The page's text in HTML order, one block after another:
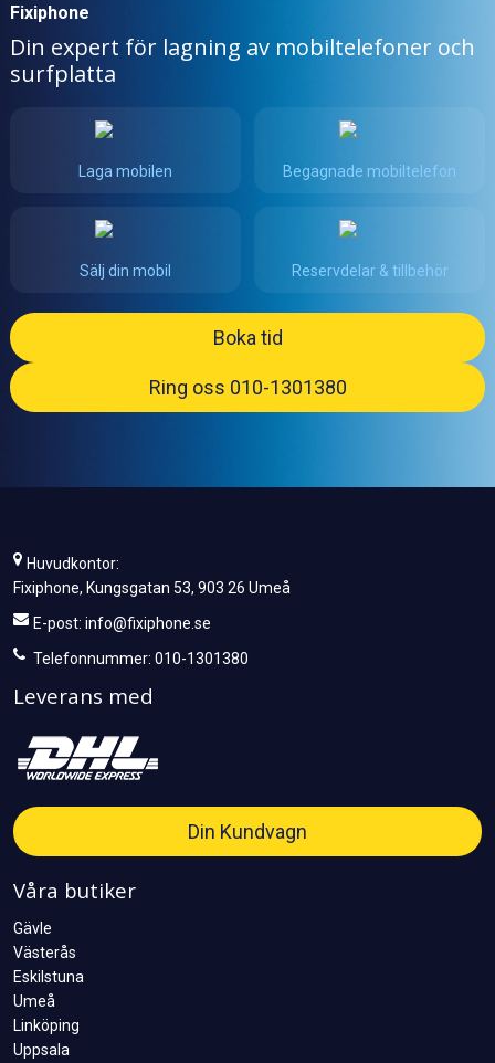
Fixiphone
Din expert för lagning av mobiltelefoner och
surfplatta
Laga mobilen Begagnade mobiltelefon
Sälj din mobil Reservdelar & tillbehör
Boka tid
Ring oss 010-1301380
Huvudkontor:
Fixiphone, Kungsgatan 53, 903 26 Umeå
E-post: info@fixiphone.se
Telefonnummer: 010-1301380
Leverans med
Din Kundvagn
Våra butiker
Gävle
Västerås
Eskilstuna
Umeå
Linköping
Uppsala